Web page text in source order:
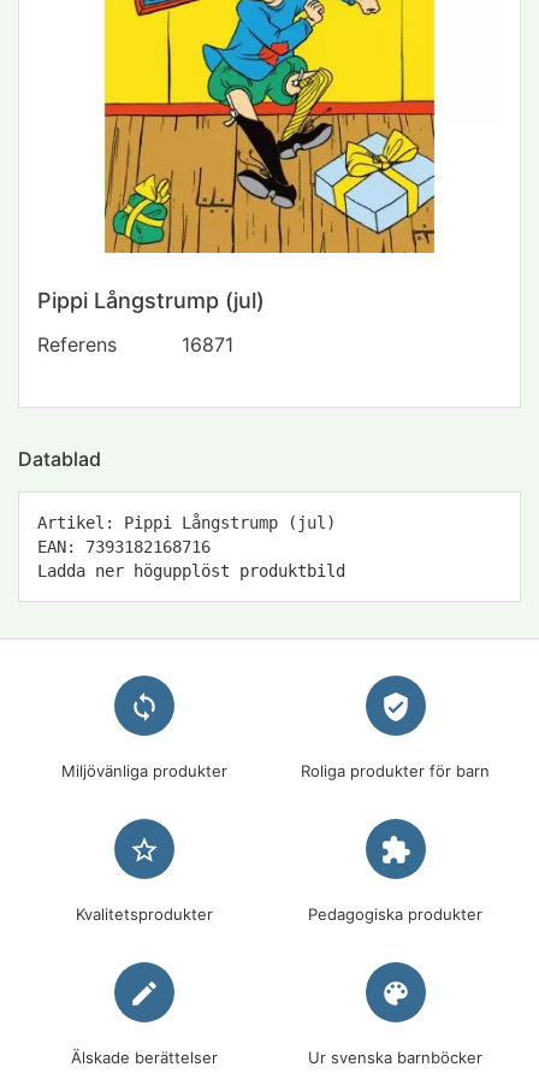
Pippi Långstrump (jul)
Referens 16871
Datablad
Artikel: Pippi Långstrump (jul)
EAN: 7393182168716
Ladda ner högupplöst produktbild
loop
Miljövänliga produkter
verified_user
Roliga produkter för barn
star_border
Kvalitetsprodukter
extension
Pedagogiska produkter
edit
Älskade berättelser
palette
Ur svenska barnböcker